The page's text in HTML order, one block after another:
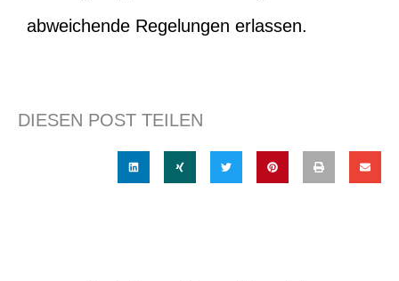
abweichende Regelungen erlassen.
DIESEN POST TEILEN